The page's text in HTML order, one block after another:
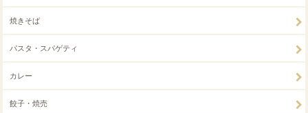
焼きそば
パスタ・スパゲティ
カレー
餃子・焼売